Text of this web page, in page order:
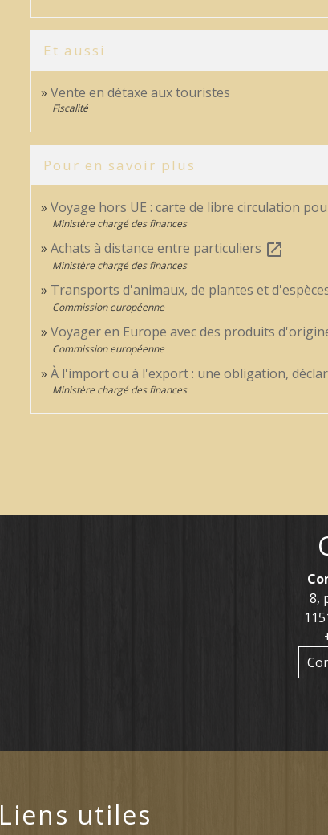
Et aussi
Vente en détaxe aux touristes
Fiscalité
Pour en savoir plus
Voyage hors UE : carte de libre circulation
Ministère chargé des finances
Achats à distance entre particuliers open_in_new
Ministère chargé des finances
Transports d'animaux, de plantes et
Commission européenne
Voyager en Europe avec des produits
Commission européenne
À l'import ou à l'export : une obligation,
Ministère chargé des finances
8,
Liens utiles